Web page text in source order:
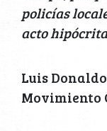
policías
acto
Luis
Movimiento